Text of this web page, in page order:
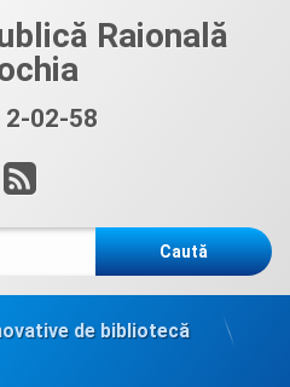
Raională
2-02-58
RSS
Caută după:
de bibliotecă